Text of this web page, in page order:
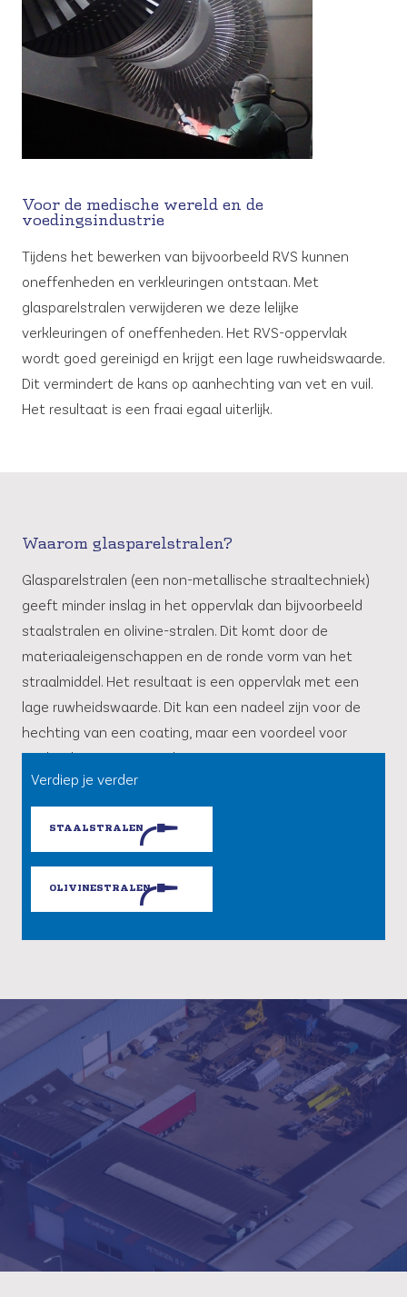
Voor de medische wereld en de
voedingsindustrie
Tijdens het bewerken van bijvoorbeeld RVS kunnen
oneffenheden en verkleuringen ontstaan. Met
glasparelstralen verwijderen we deze lelijke
verkleuringen of oneffenheden. Het RVS-oppervlak
wordt goed gereinigd en krijgt een lage ruwheidswaarde.
Dit vermindert de kans op aanhechting van vet en vuil.
Het resultaat is een fraai egaal uiterlijk.
Waarom glasparelstralen?
Glasparelstralen (een non-metallische straaltechniek)
geeft minder inslag in het oppervlak dan bijvoorbeeld
staalstralen en olivine-stralen. Dit komt door de
materiaaleigenschappen en de ronde vorm van het
straalmiddel. Het resultaat is een oppervlak met een
lage ruwheidswaarde. Dit kan een nadeel zijn voor de
hechting van een coating, maar een voordeel voor
aanhechting van vervuiling.
Verdiep je verder
STAALSTRALEN
OLIVINESTRALEN